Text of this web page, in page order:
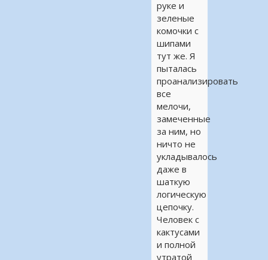
руке и
зеленые
комочки с
шипами
тут же. Я
пыталась
проанализировать
все
мелочи,
замеченные
за ним, но
ничто не
укладывалось
даже в
шаткую
логическую
цепочку.
Человек с
кактусами
и полной
утратой